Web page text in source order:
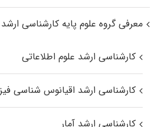
معرفی گروه علوم پایه کارشناسی ارشد
کارشناسی ارشد علوم اطلاعاتی
کارشناسی ارشد اقیانوس‌ شناسی
کارشناسی ارشد آمار